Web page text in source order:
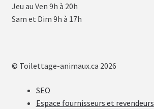
Jeu au Ven 9h à 20h
Sam et Dim 9h à 17h
© Toilettage-animaux.ca 2026
SEO
Espace fournisseurs et revendeurs